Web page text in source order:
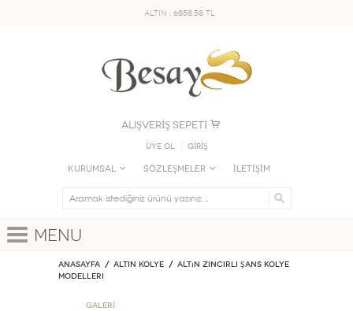
ALTIN : 6858.58 TL
ALIŞVERİŞ SEPETİ
Üye Ol GİRİŞ
KURUMSAL SÖZLEŞMELER İLETİŞİM
Menu
Anasayfa ALTIN KOLYE
Altın Zincirli Şans Kolye
Modelleri
GALERİ